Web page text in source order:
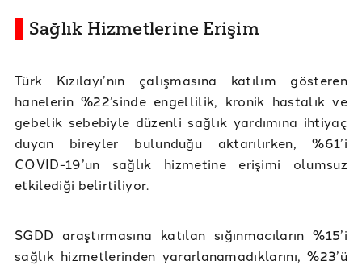
Sağlık Hizmetlerine Erişim
Türk Kızılayı’nın çalışmasına katılım gösteren
hanelerin %22’sinde engellilik, kronik hastalık ve
gebelik sebebiyle düzenli sağlık yardımına ihtiyaç
duyan bireyler bulunduğu aktarılırken, %61’i
COVID-19’un sağlık hizmetine erişimi olumsuz
etkilediği belirtiliyor.
SGDD araştırmasına katılan sığınmacıların %15’i
sağlık hizmetlerinden yararlanamadıklarını, %23’ü